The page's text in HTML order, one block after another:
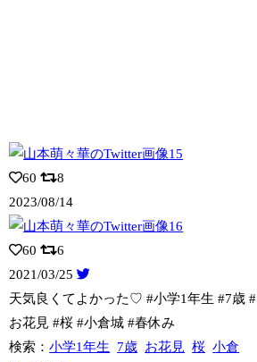
60
8
2023/08/14
60
6
2021/03/25
天気良くてよかった♡ #小学1年生 #7歳 #
お花見 #桜 #小倉城 #春休み
検索：小学1年生 7歳 お花見 桜 小倉